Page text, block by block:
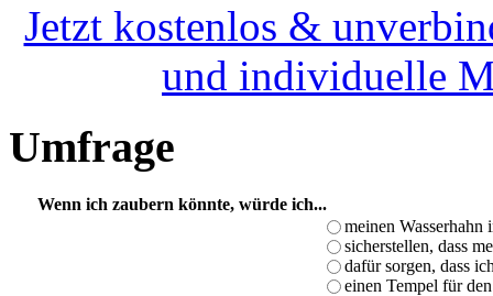
Jetzt kostenlos &
und individuelle
Umfrage
Wenn ich zaubern könnte, würde ich...
meinen
sicherstellen, dass
dafür sorgen, dass
einen Tempel für